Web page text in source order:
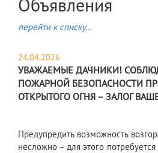
перейти к списку...
24.04.2026
УВАЖАЕМЫЕ ДАЧНИКИ!
ПОЖАРНОЙ БЕЗОПАСНОСТИ
ОТКРЫТОГО ОГНЯ – ЗАЛОГ
Предупредить возможность
несложно – для этого